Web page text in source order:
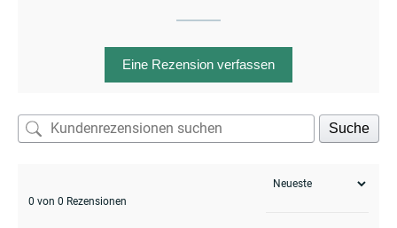
Eine Rezension verfassen
Suche
0 von 0 Rezensionen